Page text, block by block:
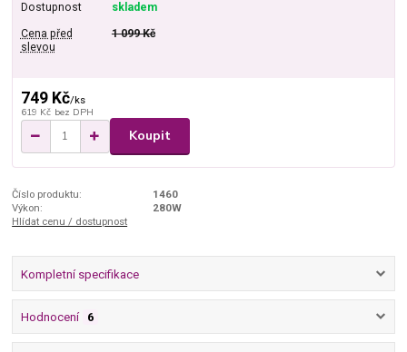
Dostupnost skladem
Cena před
slevou
1 099 Kč
749 Kč/ks
619 Kč bez DPH
Koupit
Číslo produktu:
1460
Výkon:
280W
Hlídat cenu / dostupnost
Kompletní specifikace
Hodnocení 6